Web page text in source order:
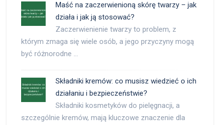
Maść na zaczerwienioną skórę twarzy – jak
działa i jak ją stosować?
Zaczerwienienie twarzy to problem, z
którym zmaga się wiele osób, a jego przyczyny mogą
być różnorodne …
Składniki kremów: co musisz wiedzieć o ich
działaniu i bezpieczeństwie?
Składniki kosmetyków do pielęgnacji, a
szczególnie kremów, mają kluczowe znaczenie dla